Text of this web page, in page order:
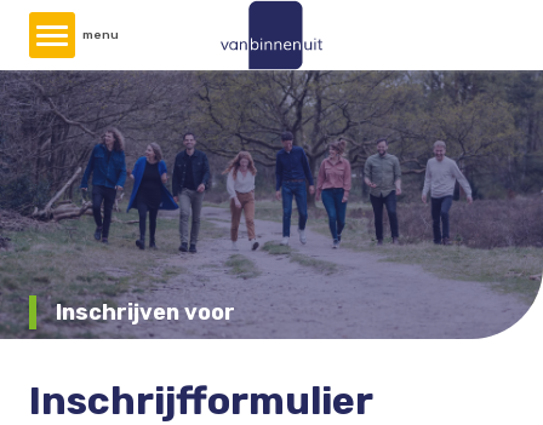
Overslaan
naar
de
inhoud
gaan
menu
Inschrijven voor
Inschrijfformulier